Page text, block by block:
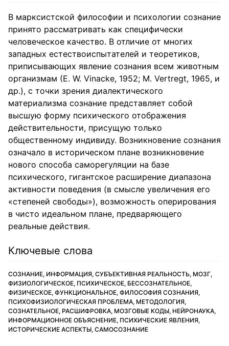
В марксистской философии и психологии сознание
принято рассматривать как специфически
человеческое качество. В отличие от многих
западных естествоиспытателей и теоретиков,
приписывающих явление сознания всем животным
организмам (Е. W. Vinacke, 1952; М. Vertregt, 1965, и
др.), с точки зрения диалектического
материализма сознание представляет собой
высшую форму психического отображения
действительности, присущую только
общественному индивиду. Возникновение сознания
означало в историческом плане возникновение
нового способа саморегуляции на базе
психического, гигантское расширение диапазона
активности поведения (в смысле увеличения его
«степеней свободы»), возможность оперирования
в чисто идеальном плане, предваряющего
реальные действия.
Ключевые слова
СОЗНАНИЕ, ИНФОРМАЦИЯ, СУБЪЕКТИВНАЯ РЕАЛЬНОСТЬ, МОЗГ,
ФИЗИОЛОГИЧЕСКОЕ, ПСИХИЧЕСКОЕ, БЕССОЗНАТЕЛЬНОЕ,
ФИЗИЧЕСКОЕ, ФУНКЦИОНАЛЬНОЕ, ФИЛОСОФИЯ СОЗНАНИЯ,
ПСИХОФИЗИОЛОГИЧЕСКАЯ ПРОБЛЕМА, МЕТОДОЛОГИЯ,
СОЗНАТЕЛЬНОЕ, РАСШИФРОВКА, МОЗГОВЫЕ КОДЫ, НЕЙРОНАУКА,
ИНФОРМАЦИОННОЕ ОБЪЯСНЕНИЕ, ПСИХИЧЕСКИЕ ЯВЛЕНИЯ,
ИСТОРИЧЕСКИЕ АСПЕКТЫ, САМОСОЗНАНИЕ